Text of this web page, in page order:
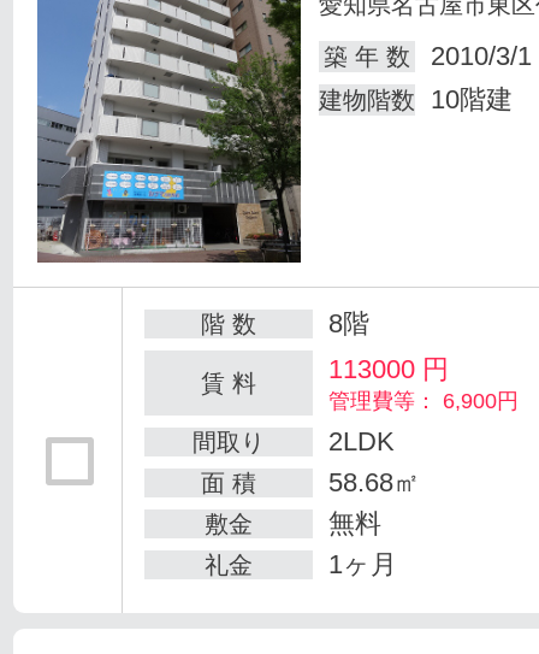
築 年 数
2010/3/1
建物階数 10階建
階 数 8階
賃 料 113000 円
管理費等： 6,900円
間取り 2LDK
面 積 58.68㎡
敷金 無料
礼金 1ヶ月